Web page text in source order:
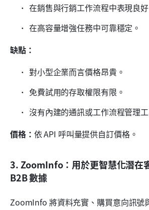
在銷售與行銷工作流程中表現良好
在高容量增強任務中可靠穩定。
缺點：
對小型企業而言價格昂貴。
免費試用的存取權限有限。
沒有內建的通訊或工作流程管理工
價格： 依 API 呼叫量提供自訂價格。
3. ZoomInfo：用於更智慧化潛在
B2B 數據
ZoomInfo 將資料充實、購買意向訊號